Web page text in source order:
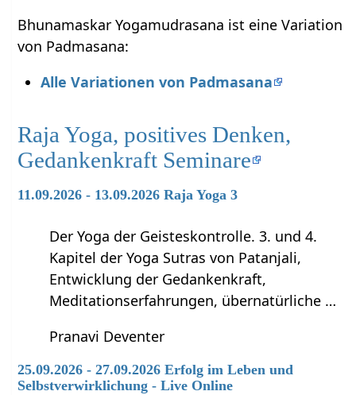
Bhunamaskar Yogamudrasana ist eine Variation
von Padmasana:
Alle Variationen von Padmasana
Raja Yoga, positives Denken,
Gedankenkraft Seminare
11.09.2026 - 13.09.2026 Raja Yoga 3
Der Yoga der Geisteskontrolle. 3. und 4.
Kapitel der Yoga Sutras von Patanjali,
Entwicklung der Gedankenkraft,
Meditationserfahrungen, übernatürliche …
Pranavi Deventer
25.09.2026 - 27.09.2026 Erfolg im Leben und
Selbstverwirklichung - Live Online